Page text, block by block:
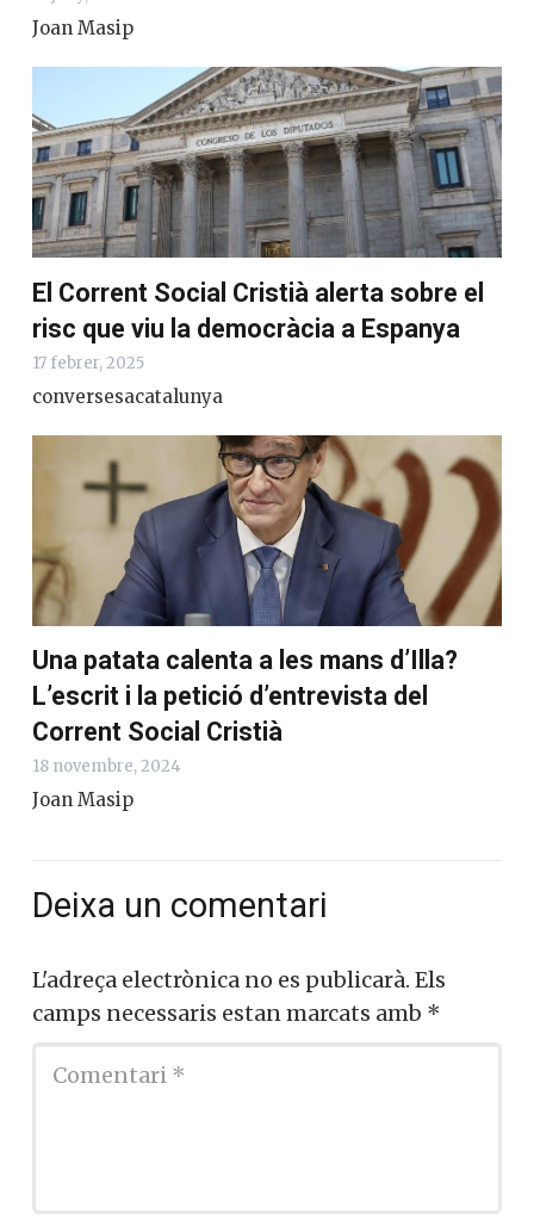
Joan Masip
El Corrent Social Cristià alerta sobre el
risc que viu la democràcia a Espanya
17 febrer, 2025
conversesacatalunya
Una patata calenta a les mans d’Illa?
L’escrit i la petició d’entrevista del
Corrent Social Cristià
18 novembre, 2024
Joan Masip
Deixa un comentari
L'adreça electrònica no es publicarà. Els
camps necessaris estan marcats amb *